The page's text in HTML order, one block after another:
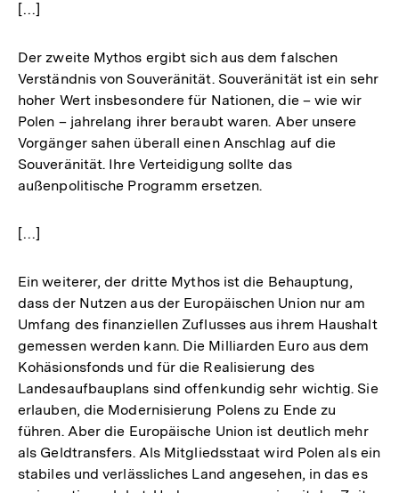
[…]
Der zweite Mythos ergibt sich aus dem falschen
Verständnis von Souveränität. Souveränität ist ein sehr
hoher Wert insbesondere für Nationen, die – wie wir
Polen – jahrelang ihrer beraubt waren. Aber unsere
Vorgänger sahen überall einen Anschlag auf die
Souveränität. Ihre Verteidigung sollte das
außenpolitische Programm ersetzen.
[…]
Ein weiterer, der dritte Mythos ist die Behauptung,
dass der Nutzen aus der Europäischen Union nur am
Umfang des finanziellen Zuflusses aus ihrem Haushalt
gemessen werden kann. Die Milliarden Euro aus dem
Kohäsionsfonds und für die Realisierung des
Landesaufbauplans sind offenkundig sehr wichtig. Sie
erlauben, die Modernisierung Polens zu Ende zu
führen. Aber die Europäische Union ist deutlich mehr
als Geldtransfers. Als Mitgliedsstaat wird Polen als ein
stabiles und verlässliches Land angesehen, in das es